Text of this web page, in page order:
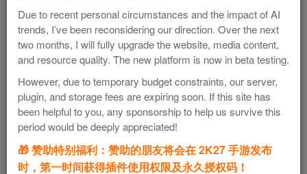
通过sideloadly的注入这个插件到想要修改的游戏中
基本所有的游戏都可以注入此插件
H5GG插件原作者的github链接：
https://github.com/H5GG/H5GG
大家可以去支持一下
Due to recent personal circumstances and the impact of AI
trends, I’ve been reconsidering our direction. Over the next
two months, I will fully upgrade the website, media content,
and resource quality. The new platform is now in beta testing.
However, due to temporary budget constraints, our server,
plugin, and storage fees are expiring soon. If this site has
been helpful to you, any sponsorship to help us survive this
period would be deeply appreciated!
🎁 赞助特别福利：赞助的朋友将会在 2K27 手游发布
时，第一时间获得插件使用权限及永久授权码！